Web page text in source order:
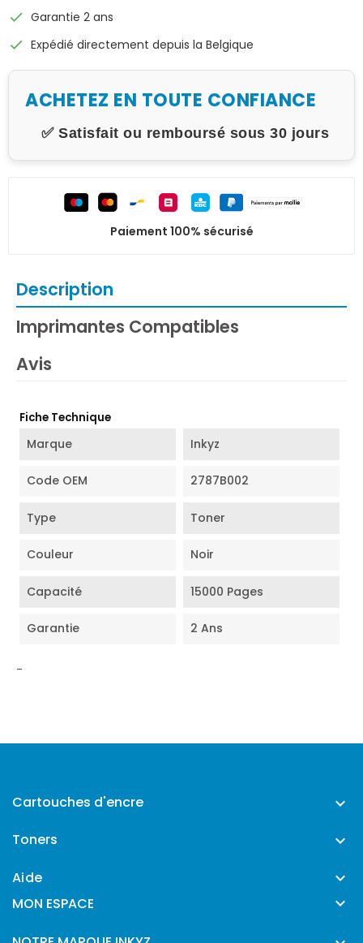
check Garantie 2 ans
check Expédié directement depuis la Belgique
ACHETEZ EN TOUTE CONFIANCE
✅ Satisfait ou remboursé sous 30 jours
Paiement 100% sécurisé
Description
Imprimantes Compatibles
Avis
Fiche Technique
Marque Inkyz
Code OEM 2787B002
Type Toner
Couleur Noir
Capacité 15000 Pages
Garantie 2 Ans
-
Cartouches d'encre 
Toners 
Aide 
MON ESPACE 